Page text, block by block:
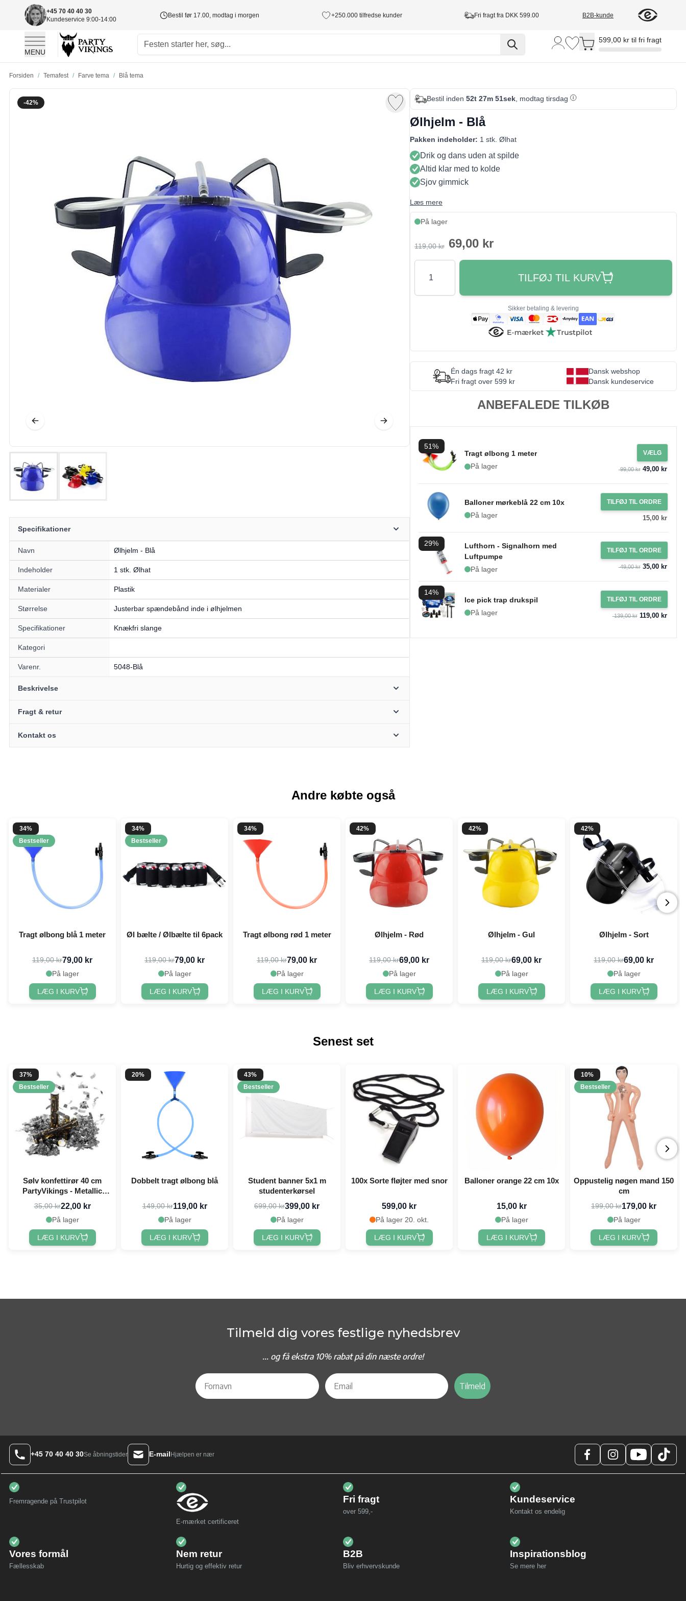
+45 70 40 40 30
Kundeservice 9:00-14:00
Bestil før 17.00, modtag i morgen +250.000 tilfredse kunder Fri fragt fra DKK 599.00 B2B-kunde
MENU
Toggle minicart, Cart is empty
599,00 kr til fri fragt
Forsiden / Temafest / Farve tema / Blå tema
-42%
Specifikationer
Navn Ølhjelm - Blå
Indeholder 1 stk. Ølhat
Materialer Plastik
Størrelse Justerbar spændebånd inde i ølhjelmen
Specifikationer Knækfri slange
Kategori
Varenr. 5048-Blå
Beskrivelse
Fragt & retur
Kontakt os
Bestil inden 52t 27m 50sek, modtag tirsdag
Ølhjelm - Blå
Pakken indeholder: 1 stk. Ølhat
Drik og dans uden at spilde
Altid klar med to kolde
Sjov gimmick
Læs mere
På lager
119,00 kr 69,00 kr
Antal
TILFØJ TIL KURV
Sikker betaling & levering
Én dags fragt 42 kr
Fri fragt over 599 kr
Dansk webshop
Dansk kundeservice
ANBEFALEDE TILKØB
51%
Tragt ølbong 1 meter
På lager
VÆLG
99,00 kr49,00 kr
Balloner mørkeblå 22 cm 10x
På lager
TILFØJ TIL ORDRE
15,00 kr
29%
Lufthorn - Signalhorn med
Luftpumpe
På lager
TILFØJ TIL ORDRE
49,00 kr35,00 kr
14%
Ice pick trap drukspil
På lager
TILFØJ TIL ORDRE
139,00 kr119,00 kr
Andre købte også
34%
Bestseller
Tragt ølbong blå 1 meter
119,00 kr79,00 kr
På lager
LÆG I KURV
34%
Bestseller
Øl bælte / Ølbælte til 6pack
119,00 kr79,00 kr
På lager
LÆG I KURV
34%
Tragt ølbong rød 1 meter
119,00 kr79,00 kr
På lager
LÆG I KURV
42%
Ølhjelm - Rød
119,00 kr69,00 kr
På lager
LÆG I KURV
42%
Ølhjelm - Gul
119,00 kr69,00 kr
På lager
LÆG I KURV
42%
Ølhjelm - Sort
119,00 kr69,00 kr
På lager
LÆG I KURV
Senest set
37%
Bestseller
Sølv konfettirør 40 cm
PartyVikings - Metallic
Rektangulær
35,00 kr22,00 kr
På lager
LÆG I KURV
20%
Dobbelt tragt ølbong blå
149,00 kr119,00 kr
På lager
LÆG I KURV
43%
Bestseller
Student banner 5x1 m
studenterkørsel
699,00 kr399,00 kr
På lager
LÆG I KURV
100x Sorte fløjter med snor
599,00 kr
På lager 20. okt.
LÆG I KURV
Balloner orange 22 cm 10x
15,00 kr
På lager
LÆG I KURV
10%
Bestseller
Oppustelig nøgen mand 150
cm
199,00 kr179,00 kr
På lager
LÆG I KURV
Tilmeld dig vores festlige nyhedsbrev
... og få ekstra 10% rabat på din næste ordre!
Tilmeld
+45 70 40 40 30Se åbningstider E-mailHjælpen er nær
Fremragende på Trustpilot
E-mærket certificeret
Fri fragt
over 599,-
Kundeservice
Kontakt os endelig
Vores formål
Fællesskab
Nem retur
Hurtig og effektiv retur
B2B
Bliv erhvervskunde
Inspirationsblog
Se mere her